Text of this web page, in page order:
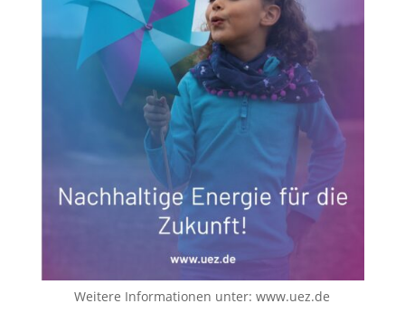
Weitere Informationen unter:www.uez.de